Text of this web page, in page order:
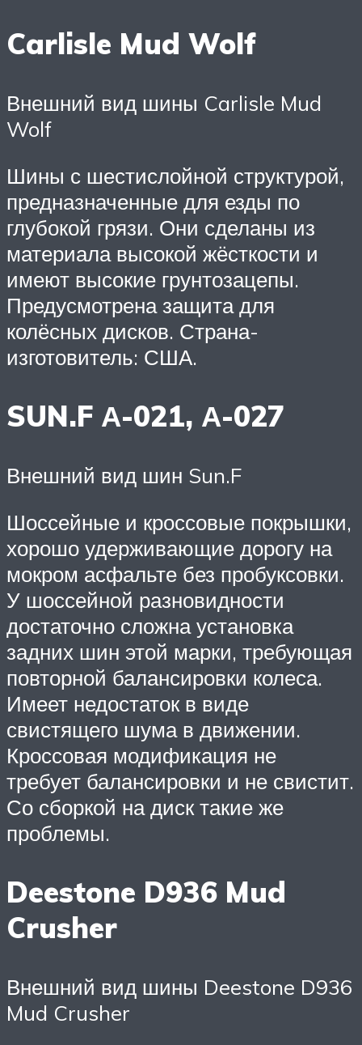
Carlisle Mud Wolf
Внешний вид шины Carlisle Mud
Wolf
Шины с шестислойной структурой,
предназначенные для езды по
глубокой грязи. Они сделаны из
материала высокой жёсткости и
имеют высокие грунтозацепы.
Предусмотрена защита для
колёсных дисков. Страна-
изготовитель: США.
SUN.F А-021, А-027
Внешний вид шин Sun.F
Шоссейные и кроссовые покрышки,
хорошо удерживающие дорогу на
мокром асфальте без пробуксовки.
У шоссейной разновидности
достаточно сложна установка
задних шин этой марки, требующая
повторной балансировки колеса.
Имеет недостаток в виде
свистящего шума в движении.
Кроссовая модификация не
требует балансировки и не свистит.
Со сборкой на диск такие же
проблемы.
Deestone D936 Mud
Crusher
Внешний вид шины Deestone D936
Mud Crusher